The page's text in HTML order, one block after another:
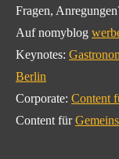
Fragen,
Auf nomyblog
Keynotes:
Berlin
Corporate: Content
Content für